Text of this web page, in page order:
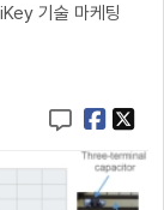
기술 마케팅